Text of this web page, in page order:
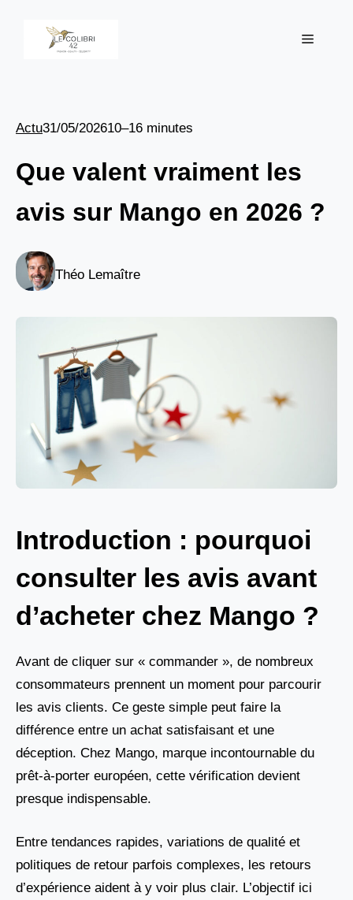
Menu
Actu31/05/202610–16 minutes
Que valent vraiment les
avis sur Mango en 2026 ?
Théo Lemaître
Introduction : pourquoi
consulter les avis avant
d’acheter chez Mango ?
Avant de cliquer sur « commander », de nombreux
consommateurs prennent un moment pour parcourir
les avis clients. Ce geste simple peut faire la
différence entre un achat satisfaisant et une
déception. Chez Mango, marque incontournable du
prêt-à-porter européen, cette vérification devient
presque indispensable.
Entre tendances rapides, variations de qualité et
politiques de retour parfois complexes, les retours
d’expérience aident à y voir plus clair. L’objectif ici